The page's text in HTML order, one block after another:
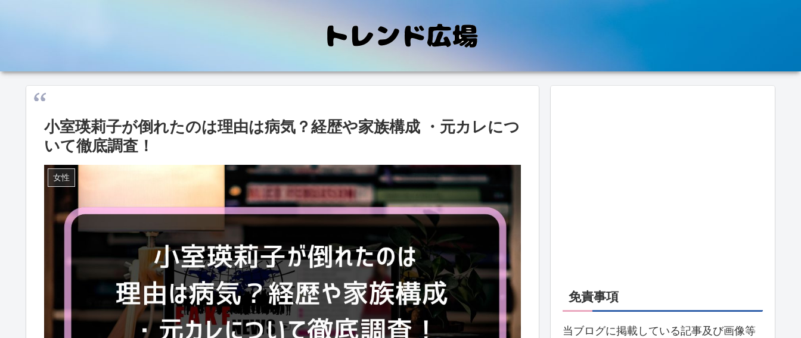
小室瑛莉子が倒れたのは理由は病気？経歴や家族構成 ・元カレにつ
いて徹底調査！
女性
免責事項
当ブログに掲載している記事及び画像等